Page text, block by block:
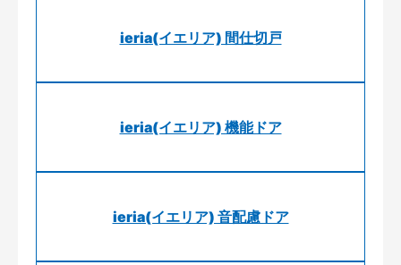
ieria(イエリア) 間仕切戸
ieria(イエリア) 機能ドア
ieria(イエリア) 音配慮ドア